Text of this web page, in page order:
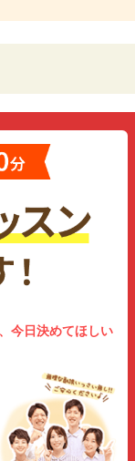
今日決めてほしい